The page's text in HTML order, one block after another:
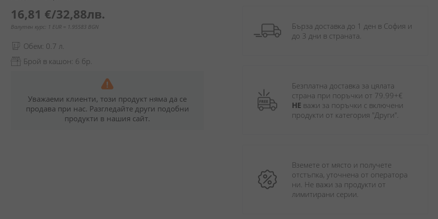
16,81 €/32,88лв.
Валутен курс: 1 EUR = 1.95583 BGN
Обем: 0.7 л.
Брой в кашон: 6 бр.
Уважаеми клиенти, този продукт няма да се
продава при нас. Разгледайте други подобни
продукти в нашия сайт.
Бърза доставка до 1 ден в София и
до 3 дни в страната.
Безплатна доставка за цялата
НЕ важи за поръчки с включени
продукти от категория "Други".
Вземете от място и получете
отстъпка, уточнена от оператора
ни. Не важи за продукти от
лимитирани серии.